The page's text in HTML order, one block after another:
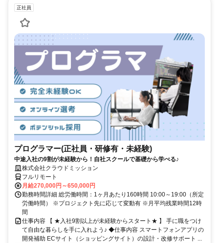
正社員
プログラマー(正社員・研修有・未経験)
中途入社の9割が未経験から！自社スクールで基礎から学べる♪
株式会社クラウドミッション
フルリモート
月給270,000円～650,000円
勤務時間詳細 総労働時間：1ヶ月あたり160時間 10:00～19:00（所定
労働時間） ※プロジェクト先に応じて変動有 ※月平均残業時間12時
間
仕事内容 【 ★入社9割以上が未経験からスタート★ 】 手に職をつけ
て自由な暮らしを手に入れよう♪ ◆仕事内容 スマートフォンアプリの
開発補助 ECサイト（ショッピングサイト）の設計・改修サポート ...